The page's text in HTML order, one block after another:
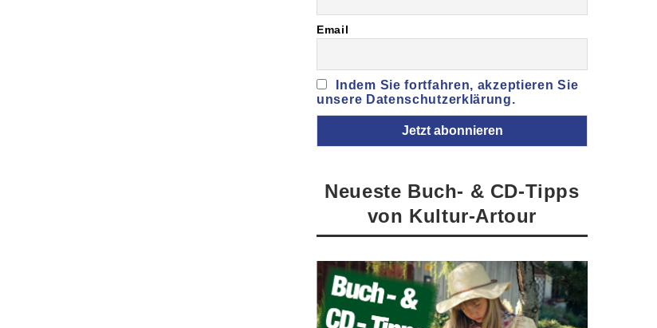
Email
Indem Sie fortfahren, akzeptieren Sie
unsere Datenschutzerklärung.
Neueste Buch- & CD-Tipps
von Kultur-Artour